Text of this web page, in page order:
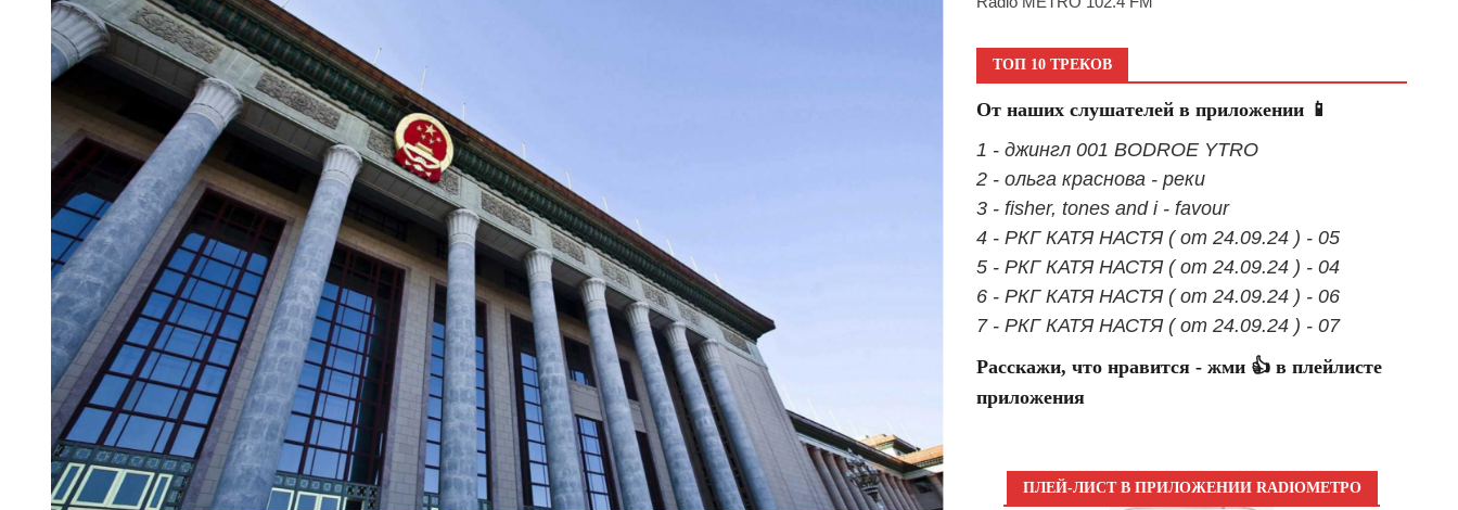
ТОП 10 ТРЕКОВ
От наших слушателей в приложении 📱
1 - джингл 001 BODROE YTRO
2 - ольга краснова - реки
3 - fisher, tones and i - favour
4 - РКГ КАТЯ НАСТЯ ( от 24.09.24 ) - 05
5 - РКГ КАТЯ НАСТЯ ( от 24.09.24 ) - 04
6 - РКГ КАТЯ НАСТЯ ( от 24.09.24 ) - 06
7 - РКГ КАТЯ НАСТЯ ( от 24.09.24 ) - 07
Расскажи, что нравится - жми 👍 в плейлисте
приложения
ПЛЕЙ-ЛИСТ В ПРИЛОЖЕНИИ RADIOМЕТРО